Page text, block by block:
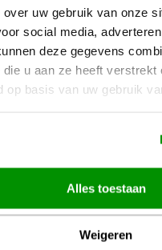
over uw gebruik van onze
social media,
deze gegevens
die u aan ze heeft verstrekt
op basis van uw gebruik
Alles toestaan
Weigeren
Ofwel, welkom op
met het heerlijke
tijdens deze
Curacao...